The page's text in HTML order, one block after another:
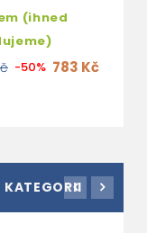
(ihned
-50% 783 Kč
KATEGORII